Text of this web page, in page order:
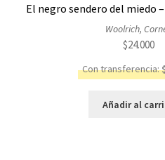
El negro sendero del miedo
Woolrich,
$24.000
Con transferencia:
Añadir al